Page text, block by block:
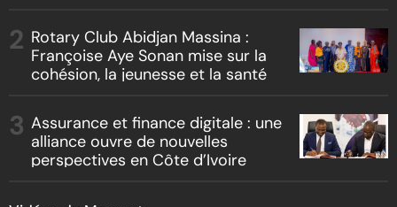
Rotary Club Abidjan Massina :
Françoise Aye Sonan mise sur la
cohésion, la jeunesse et la santé
Assurance et finance digitale : une
alliance ouvre de nouvelles
perspectives en Côte d’Ivoire